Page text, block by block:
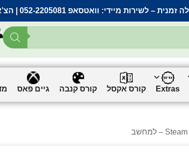
– לשירות מיידי: וואטסאפ 052-2205081 |
Extras קורס אקסל קורס קנבה גיים פאס
Steam